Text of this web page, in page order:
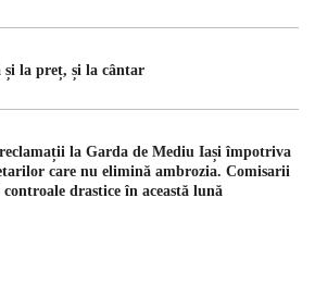
și la preț, și la cântar
la Garda de Mediu Iași împotriva
care nu elimină ambrozia. Comisarii
drastice în această lună